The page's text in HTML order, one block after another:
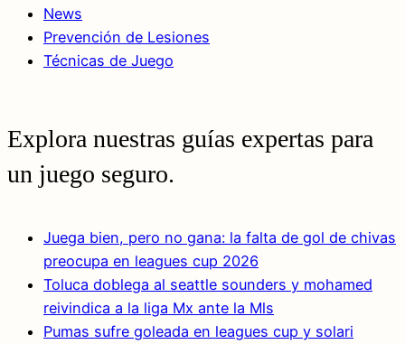
News
Prevención de Lesiones
Técnicas de Juego
Explora nuestras guías expertas para
un juego seguro.
Juega bien, pero no gana: la falta de gol de chivas
preocupa en leagues cup 2026
Toluca doblega al seattle sounders y mohamed
reivindica a la liga Mx ante la Mls
Pumas sufre goleada en leagues cup y solari